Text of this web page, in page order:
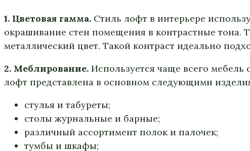
1. Цветовая гамма. Стиль лофт в интерьере
окрашивание стен помещения в контрастные тона.
металлический цвет. Такой контраст идеально
2. Меблирование. Используется чаще всего
лофт представлена в основном следующими
стулья и табуреты;
столы журнальные и барные;
различный ассортимент полок и палочек;
тумбы и шкафы;